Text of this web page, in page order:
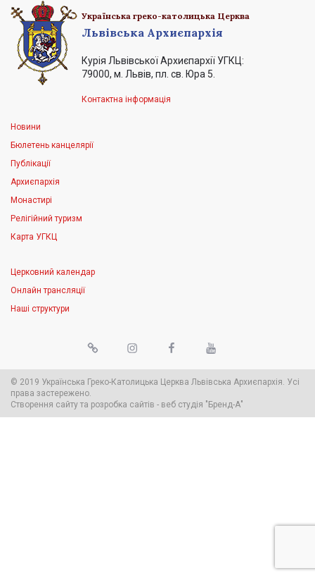
Українська греко-католицька Церква
Львівська Архиєпархія
Курія Львівської Архиєпархії УГКЦ:
79000, м. Львів, пл. св. Юра 5.
Контактна інформація
Новини
Бюлетень канцелярії
Публікації
Архиєпархія
Монастирі
Релігійний туризм
Карта УГКЦ
Церковний календар
Онлайн трансляції
Наші структури
© 2019 Українська Греко-Католицька Церква Львівська Архиєпархія. Усі
права застережено.
Створення сайту та розробка сайтів - веб студія "Бренд-А"